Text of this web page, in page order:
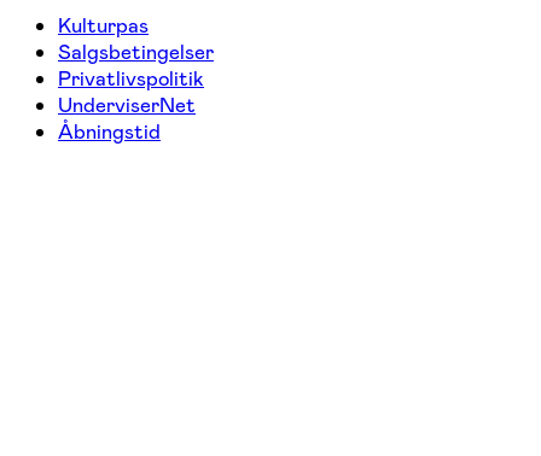
Kulturpas
Salgsbetingelser
Privatlivspolitik
UnderviserNet
Åbningstid